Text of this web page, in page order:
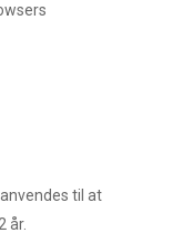
til at
år.